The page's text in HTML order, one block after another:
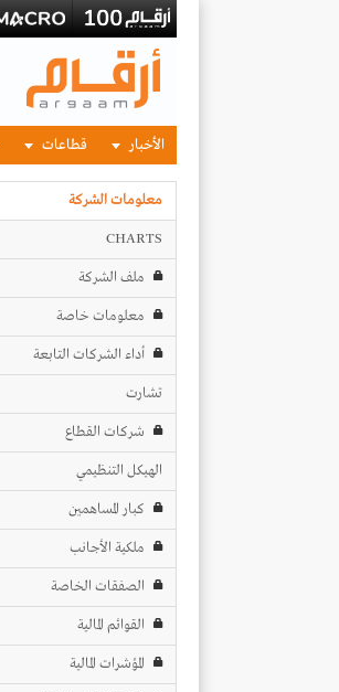
الأخبار قطاعات
معلومات الشركة
CHARTS
ملف الشركة
معلومات خاصة
أداء الشركات التابعة
تشارت
شركات القطاع
الهيكل التنظيمي
كبار المساهمين
ملكية الأجانب
الصفقات الخاصة
القوائم المالية
المؤشرات المالية